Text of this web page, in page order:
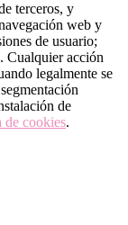
terceros, y
web y
de usuario;
Cualquier acción
legalmente se
de
de cookies.